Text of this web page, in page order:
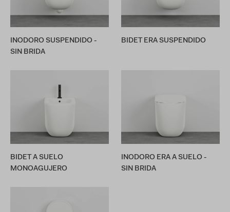
INODORO SUSPENDIDO -
SIN BRIDA
BIDET ERA SUSPENDIDO
BIDET A SUELO
MONOAGUJERO
INODORO ERA A SUELO -
SIN BRIDA